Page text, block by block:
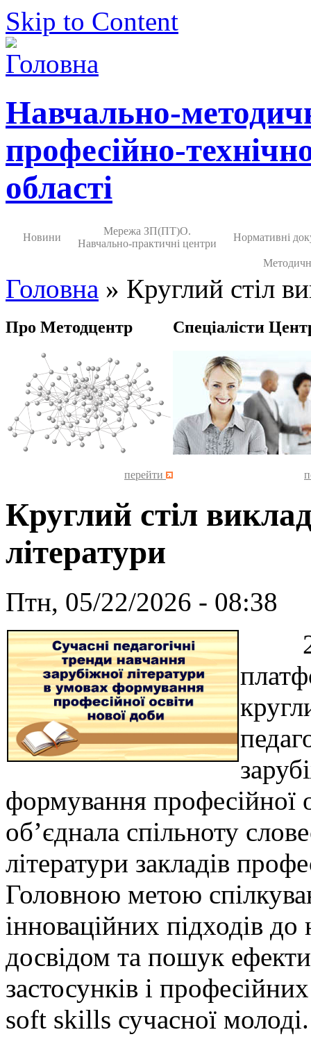
Skip to Content
Навчально-
професійно-
області
Новини
Мережа ЗП(ПТ)О.
Навчально-практичні центри
Нормативні
Головна » Круглий стіл
Про Методцентр
перейти
Спеціалісти
Круглий стіл
літератури
Птн, 05/22/2026 - 08:38
21
формування професійної
об’єднала спільноту
літератури закладів
Головною метою
інноваційних підходів
досвідом та пошук
застосунків і
soft skills сучасної молоді.